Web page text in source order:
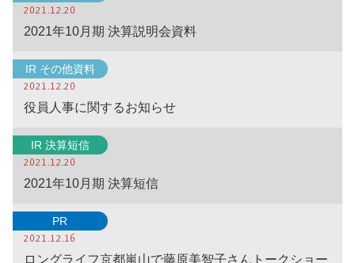
2021.12.20
2021年10月期 決算説明会資料
IR その他資料
2021.12.20
役員人事に関するお知らせ
IR 決算短信
2021.12.20
2021年10月期 決算短信
PR
2021.12.16
ロングライフ京都嵐山で藤原美智子さんトークショー